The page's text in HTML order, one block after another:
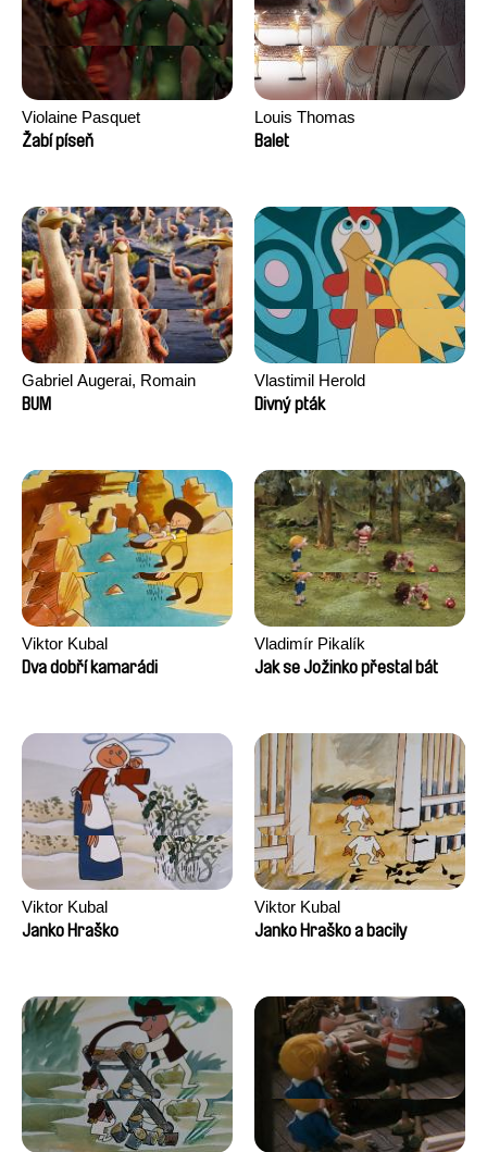
Violaine Pasquet
Žabí píseň
Louis Thomas
Balet
Gabriel Augerai, Romain
Augier, Laurie Pereira De
BUM
Vlastimil Herold
Divný pták
Viktor Kubal
Dva dobří kamarádi
Vladimír Pikalík
Jak se Jožinko přestal bát
Viktor Kubal
Janko Hraško
Viktor Kubal
Janko Hraško a bacily